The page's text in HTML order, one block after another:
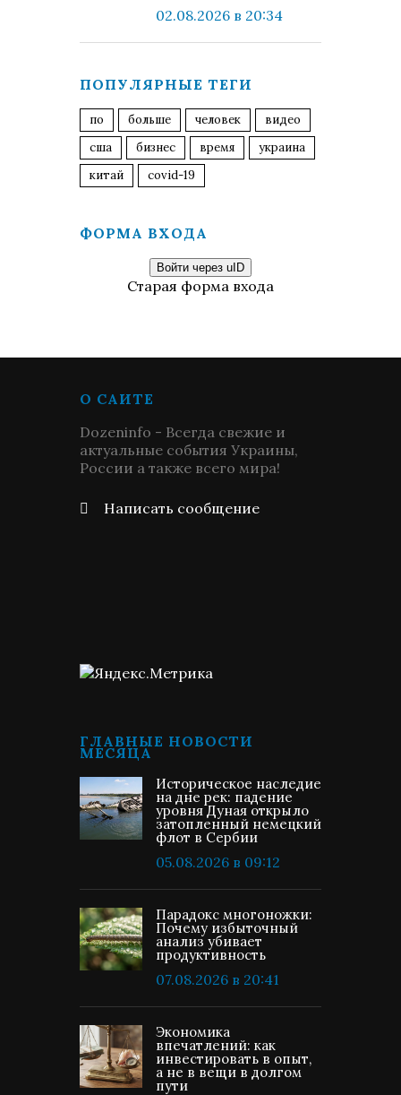
02.08.2026 в 20:34
ПОПУЛЯРНЫЕ ТЕГИ
по больше человек
видео
сша
бизнес время
украина
китай
covid-19
ФОРМА ВХОДА
Войти через uID
Старая форма входа
О САЙТЕ
Dozeninfo - Всегда свежие и
актуальные события Украины,
России а также всего мира!
Написать сообщение
ГЛАВНЫЕ НОВОСТИ
МЕСЯЦА
Историческое наследие
на дне рек: падение
уровня Дуная открыло
затопленный немецкий
флот в Сербии
05.08.2026 в 09:12
Парадокс многоножки:
Почему избыточный
анализ убивает
продуктивность
07.08.2026 в 20:41
Экономика
впечатлений: как
инвестировать в опыт,
а не в вещи в долгом
пути